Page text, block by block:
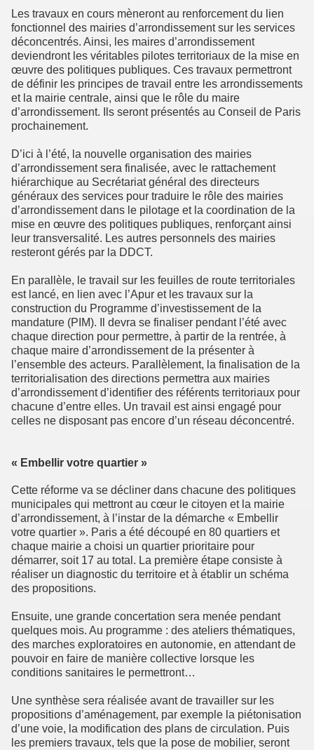
Les travaux en cours mèneront au renforcement du lien
fonctionnel des mairies d’arrondissement sur les services
déconcentrés. Ainsi, les maires d’arrondissement
deviendront les véritables pilotes territoriaux de la mise en
œuvre des politiques publiques. Ces travaux permettront
de définir les principes de travail entre les arrondissements
et la mairie centrale, ainsi que le rôle du maire
d’arrondissement. Ils seront présentés au Conseil de Paris
prochainement.
D’ici à l’été, la nouvelle organisation des mairies
d’arrondissement sera finalisée, avec le rattachement
hiérarchique au Secrétariat général des directeurs
généraux des services pour traduire le rôle des mairies
d’arrondissement dans le pilotage et la coordination de la
mise en œuvre des politiques publiques, renforçant ainsi
leur transversalité. Les autres personnels des mairies
resteront gérés par la DDCT.
En parallèle, le travail sur les feuilles de route territoriales
est lancé, en lien avec l’Apur et les travaux sur la
construction du Programme d’investissement de la
mandature (PIM). Il devra se finaliser pendant l’été avec
chaque direction pour permettre, à partir de la rentrée, à
chaque maire d’arrondissement de la présenter à
l’ensemble des acteurs. Parallèlement, la finalisation de la
territorialisation des directions permettra aux mairies
d’arrondissement d’identifier des référents territoriaux pour
chacune d’entre elles. Un travail est ainsi engagé pour
celles ne disposant pas encore d’un réseau déconcentré.
« Embellir votre quartier »
Cette réforme va se décliner dans chacune des politiques
municipales qui mettront au cœur le citoyen et la mairie
d’arrondissement, à l’instar de la démarche « Embellir
votre quartier ». Paris a été découpé en 80 quartiers et
chaque mairie a choisi un quartier prioritaire pour
démarrer, soit 17 au total. La première étape consiste à
réaliser un diagnostic du territoire et à établir un schéma
des propositions.
Ensuite, une grande concertation sera menée pendant
quelques mois. Au programme : des ateliers thématiques,
des marches exploratoires en autonomie, en attendant de
pouvoir en faire de manière collective lorsque les
conditions sanitaires le permettront…
Une synthèse sera réalisée avant de travailler sur les
propositions d’aménagement, par exemple la piétonisation
d’une voie, la modification des plans de circulation. Puis
les premiers travaux, tels que la pose de mobilier, seront